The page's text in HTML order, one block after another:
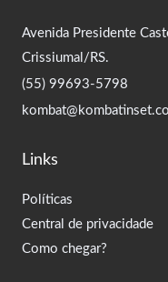
Links
Políticas
Central de privacidade
Como chegar?
Avenida Presidente
Crissiumal/RS.
(55) 99693-5798